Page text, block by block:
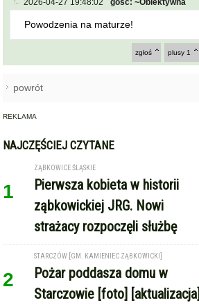
2026-04-27 19:48:02 gość: ~Obiektywna
Powodzenia na maturze!
plusy 1
zgłoś
powrót
REKLAMA
NAJCZĘŚCIEJ CZYTANE
1
ZĄBKOWICE ŚLĄSKIE
Pierwsza kobieta w historii
ząbkowickiej JRG. Nowi
strażacy rozpoczęli służbę
2
STARCZÓW [GM. KAMIENIEC ZĄBKOWICKI]
Pożar poddasza domu w
Starczowie [foto] [aktualizacja]